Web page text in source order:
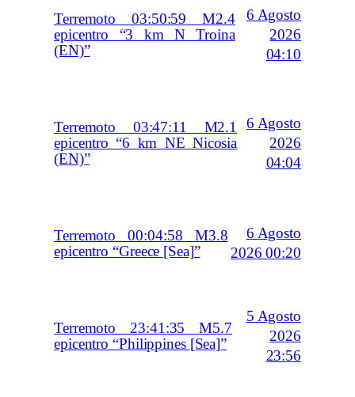
Terremoto 03:50:59 M2.4
epicentro “3 km N Troina
(EN)”
6 Agosto
2026
04:10
Terremoto 03:47:11 M2.1
epicentro “6 km NE Nicosia
(EN)”
6 Agosto
2026
04:04
Terremoto 00:04:58 M3.8
epicentro “Greece [Sea]”
6 Agosto
2026 00:20
Terremoto 23:41:35 M5.7
epicentro “Philippines [Sea]”
5 Agosto
2026
23:56